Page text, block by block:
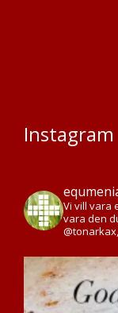
Instagram
Vi vill vara
vara den